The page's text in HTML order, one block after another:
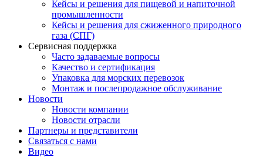
Кейсы и решения для пищевой и напиточной
промышленности
Кейсы и решения для сжиженного природного
газа (СПГ)
Сервисная поддержка
Часто задаваемые вопросы
Качество и сертификация
Упаковка для морских перевозок
Монтаж и послепродажное обслуживание
Новости
Новости компании
Новости отрасли
Партнеры и представители
Связаться с нами
Видео